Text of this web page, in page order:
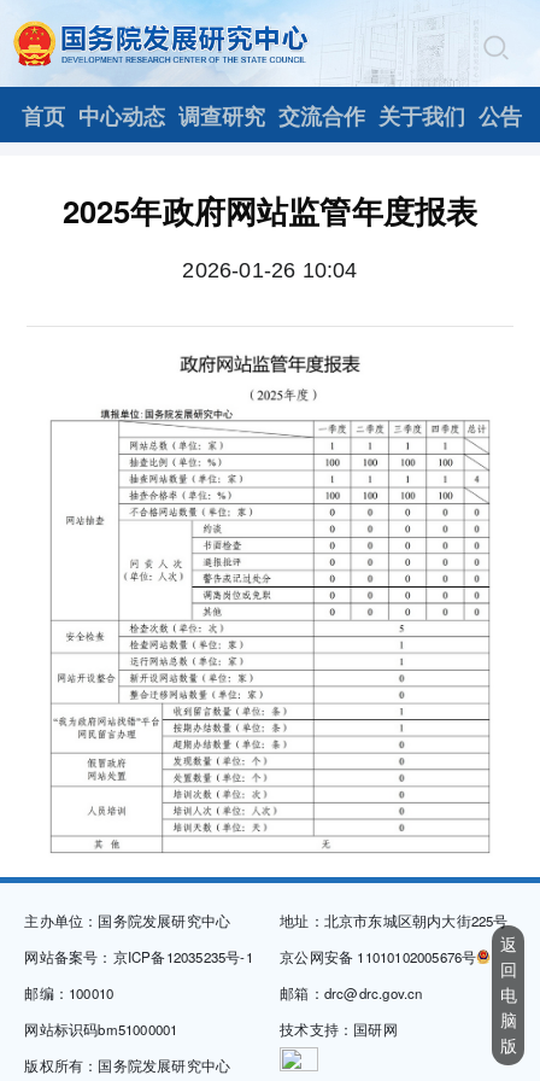
首页 中心动态 调查研究 交流合作 关于我们 公告
2025年政府网站监管年度报表
2026-01-26 10:04
主办单位：国务院发展研究中心
网站备案号：京ICP备12035235号-1
邮编：100010
网站标识码bm51000001
版权所有：国务院发展研究中心
地址：北京市东城区朝内大街225号
京公网安备 11010102005676号
邮箱：drc@drc.gov.cn
技术支持：国研网
返
回
电
脑
版